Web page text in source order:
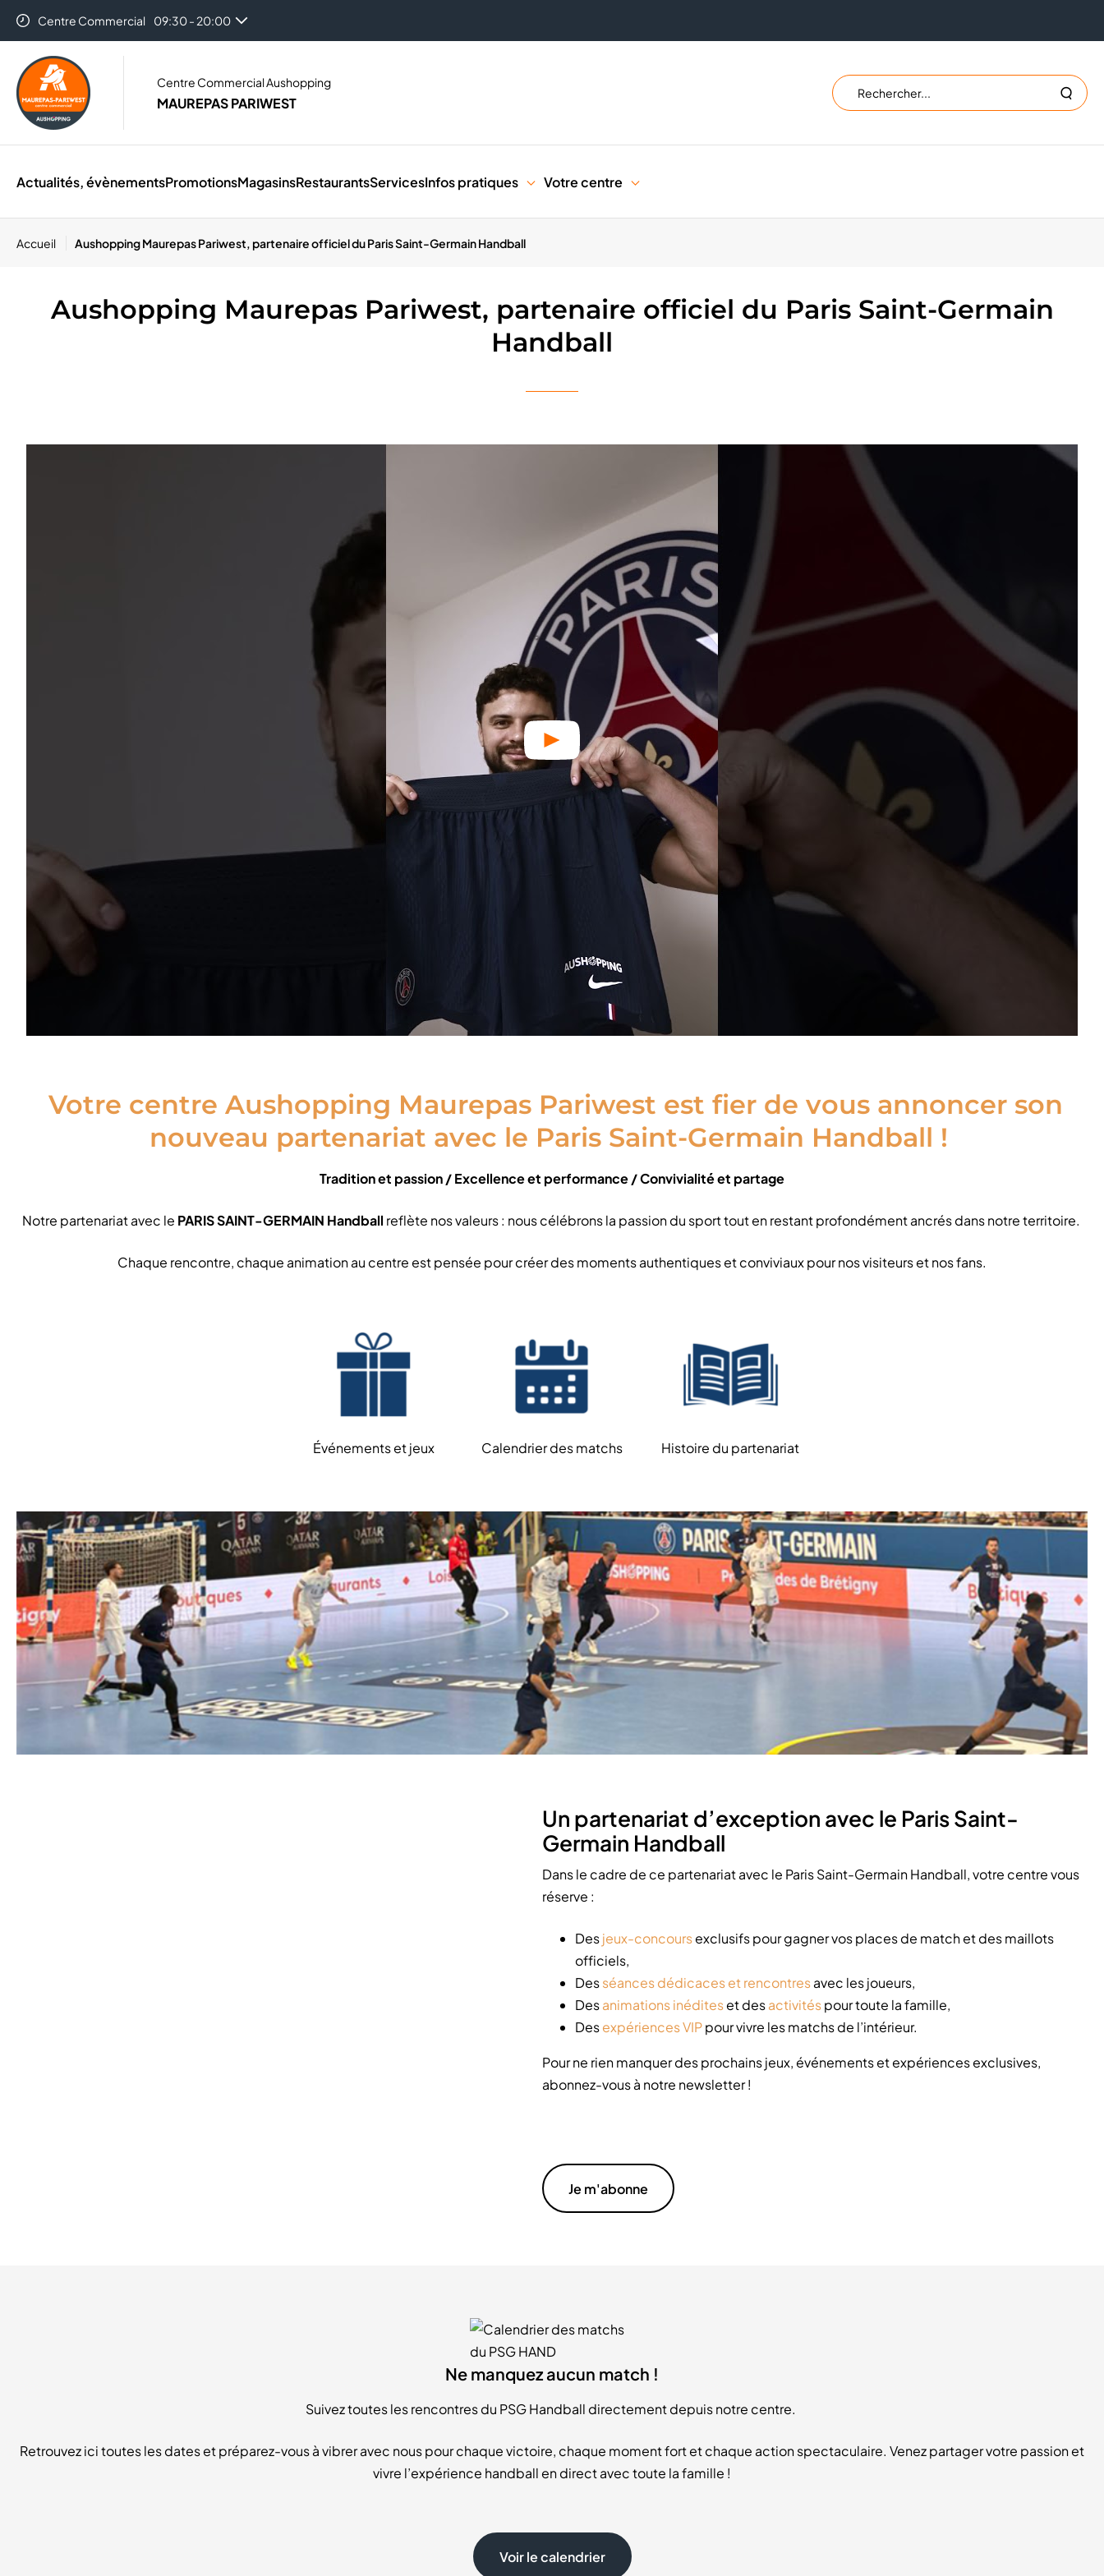
Centre Commercial 09:30 - 20:00
Centre Commercial Aushopping
MAUREPAS PARIWEST
Rechercher
sur
site
Lancer
Actualités, évènementsPromotionsMagasinsRestaurantsServicesInfos pratiques Votre centre
Accueil Aushopping Maurepas Pariwest, partenaire officiel du Paris Saint-Germain Handball
Aushopping Maurepas Pariwest, partenaire officiel du Paris Saint-Germain
Handball
Votre centre Aushopping Maurepas Pariwest est fier de vous annoncer son
nouveau partenariat avec le Paris Saint-Germain Handball !
Tradition et passion / Excellence et performance / Convivialité et partage
Notre partenariat avec le PARIS SAINT-GERMAIN Handball reflète nos valeurs : nous célébrons la passion du sport tout en restant profondément ancrés dans notre territoire.
Chaque rencontre, chaque animation au centre est pensée pour créer des moments authentiques et conviviaux pour nos visiteurs et nos fans.
Événements et jeux Calendrier des matchs Histoire du partenariat
Un partenariat d’exception avec le Paris Saint-
Germain Handball
Dans le cadre de ce partenariat avec le Paris Saint-Germain Handball, votre centre vous
réserve :
Desjeux-concoursexclusifs pour gagner vos places de match et des maillots
officiels,
Desséances dédicaces et rencontresavec les joueurs,
Desanimations inéditeset desactivitéspour toute la famille,
Desexpériences VIPpour vivre les matchs de l’intérieur.
Pour ne rien manquer des prochains jeux, événements et expériences exclusives,
abonnez-vous à notre newsletter !
Je m'abonne
Ne manquez aucun match !
Suivez toutes les rencontres du PSG Handball directement depuis notre centre.
Retrouvez ici toutes les dates et préparez-vous à vibrer avec nous pour chaque victoire, chaque moment fort et chaque action spectaculaire. Venez partager votre passion et
vivre l’expérience handball en direct avec toute la famille !
Voir le calendrier